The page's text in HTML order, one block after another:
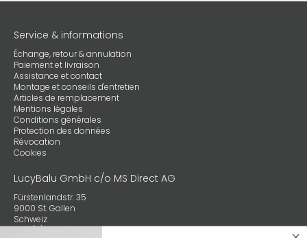
Service & informations
Échange, retour & annulation
Paiement et livraison
Assistance et contact
Montage et conseils d'entretien
Articles de remplacement
Mentions légales
Conditions générales
Protection des données
Révocation
Cookies
LucyBalu GmbH c/o MS Direct AG
Fürstenlandstr. 35
9000 St. Gallen
Schweiz
+49 (0) 89 4132 59970